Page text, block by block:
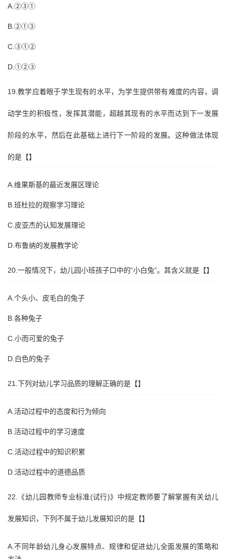
A.②③①
B.②①③
C.③①②
D.①②③
19.教学应着眼于学生现有的水平，为学生提供带有难度的内容，调
动学生的积极性，发挥其潜能，超越其现有的水平而达到下一发展
阶段的水平，然后在此基础上进行下一阶段的发展。这种做法体现
的是【】
A.维果斯基的最近发展区理论
B.班杜拉的观察学习理论
C.皮亚杰的认知发展理论
D.布鲁纳的发展教学论
20.一般情况下，幼儿园小班孩子口中的“小白兔”。其含义就是【】
A.个头小、皮毛白的兔子
B.各种兔子
C.小而可爱的兔子
D.白色的兔子
21.下列对幼儿学习品质的理解正确的是【】
A.活动过程中的态度和行为倾向
B.活动过程中的学习速度
C.活动过程中的知识积累
D.活动过程中的道德品质
22.《幼儿园教师专业标准(试行)》中规定教师要了解掌握有关幼儿
发展知识，下列不属于幼儿发展知识的是【】
A.不同年龄幼儿身心发展特点、规律和促进幼儿全面发展的策略和